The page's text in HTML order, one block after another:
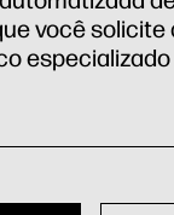
você solicite